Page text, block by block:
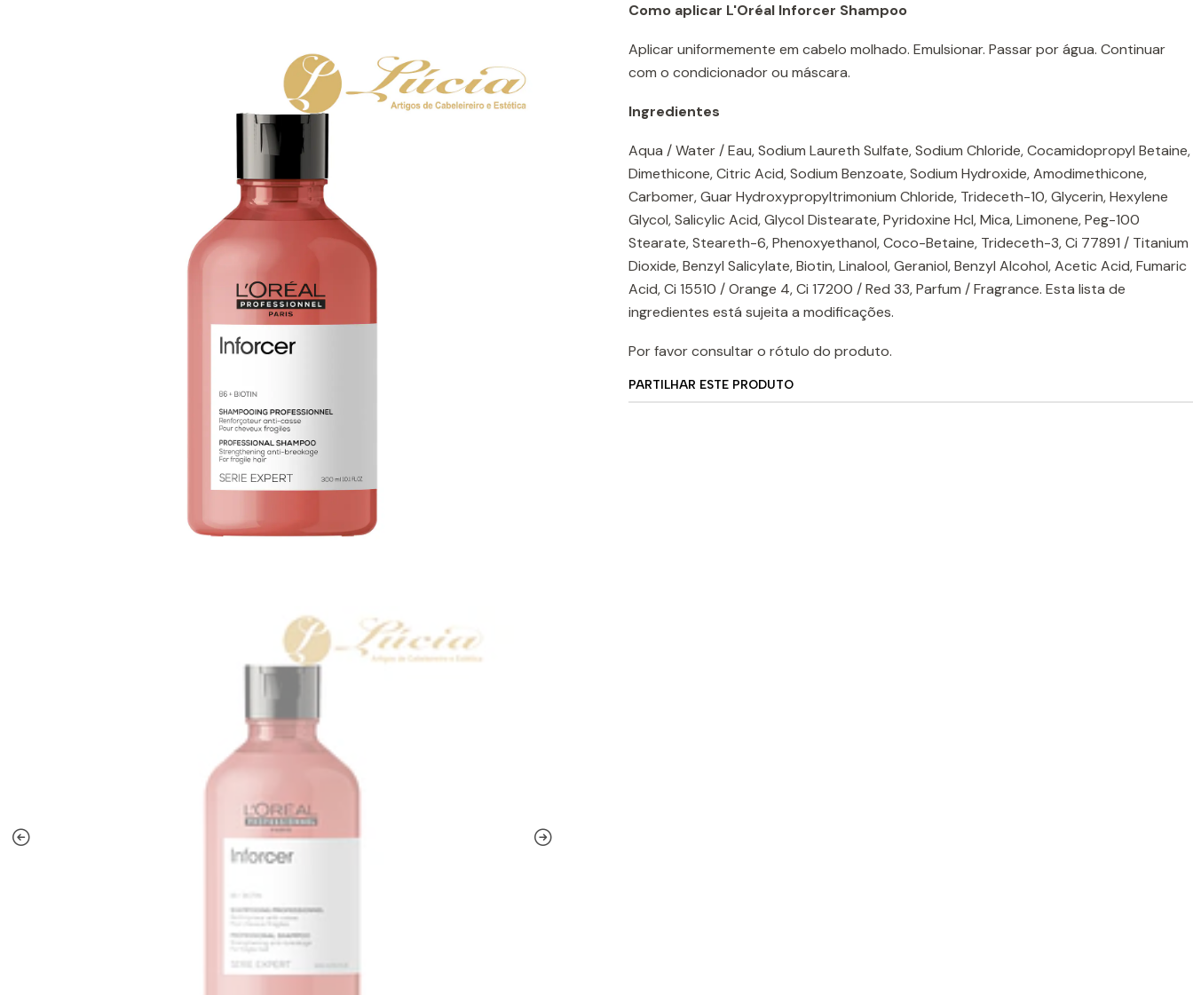
Como aplicar L'Oréal Inforcer Shampoo
Aplicar uniformemente em cabelo molhado. Emulsionar. Passar por água. Continuar
com o condicionador ou máscara.
Ingredientes
Aqua / Water / Eau, Sodium Laureth Sulfate, Sodium Chloride, Cocamidopropyl Betaine,
Dimethicone, Citric Acid, Sodium Benzoate, Sodium Hydroxide, Amodimethicone,
Carbomer, Guar Hydroxypropyltrimonium Chloride, Trideceth-10, Glycerin, Hexylene
Glycol, Salicylic Acid, Glycol Distearate, Pyridoxine Hcl, Mica, Limonene, Peg-100
Stearate, Steareth-6, Phenoxyethanol, Coco-Betaine, Trideceth-3, Ci 77891 / Titanium
Dioxide, Benzyl Salicylate, Biotin, Linalool, Geraniol, Benzyl Alcohol, Acetic Acid, Fumaric
Acid, Ci 15510 / Orange 4, Ci 17200 / Red 33, Parfum / Fragrance. Esta lista de
ingredientes está sujeita a modificações.
Por favor consultar o rótulo do produto.
PARTILHAR ESTE PRODUTO